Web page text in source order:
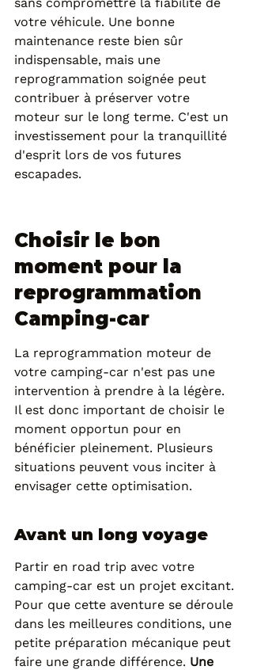
votre véhicule. Une bonne
maintenance reste bien sûr
indispensable, mais une
reprogrammation soignée peut
contribuer à préserver votre
moteur sur le long terme. C'est un
investissement pour la tranquillité
d'esprit lors de vos futures
escapades.
Choisir le bon
moment pour la
reprogrammation
Camping-car
La reprogrammation moteur de
votre camping-car n'est pas une
intervention à prendre à la légère.
Il est donc important de choisir le
moment opportun pour en
bénéficier pleinement. Plusieurs
situations peuvent vous inciter à
envisager cette optimisation.
Avant un long voyage
Partir en road trip avec votre
camping-car est un projet excitant.
Pour que cette aventure se déroule
dans les meilleures conditions, une
petite préparation mécanique peut
faire une grande différence. Une